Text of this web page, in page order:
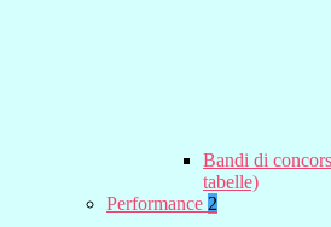
Bandi di
tabelle)
Performance 2